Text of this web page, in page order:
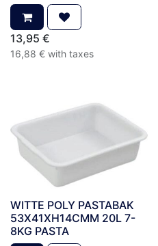
13,95 €
16,88 € with taxes
WITTE POLY PASTABAK
53X41XH14CMM 20L 7-
8KG PASTA